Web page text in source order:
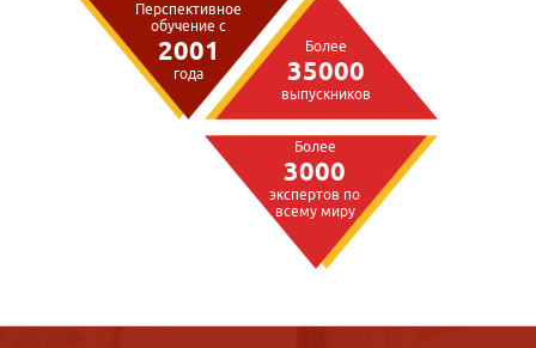
Более
3000
экспертов по
всему миру
Перспективное
обучение с
2001
года
Более
35000
выпускников